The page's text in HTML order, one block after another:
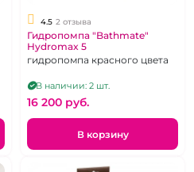
4.5 2 отзыва
Гидропомпа "Bathmate"
Hydromax 5
гидропомпа красного цвета
В наличии: 2 шт.
16 200 pуб.
В корзину